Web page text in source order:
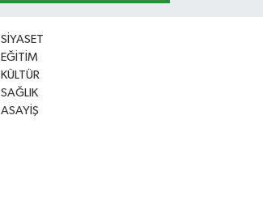
SİYASET
EĞİTİM
KÜLTÜR
SAĞLIK
ASAYİŞ